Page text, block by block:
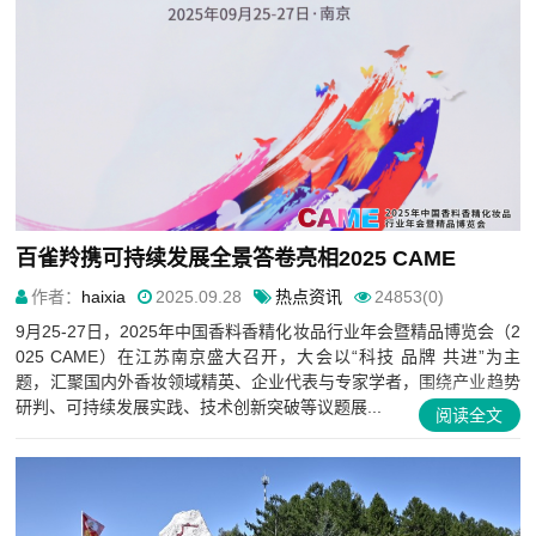
百雀羚携可持续发展全景答卷亮相2025 CAME
作者： haixia 2025.09.28 热点资讯
24853(0)
9月25-27日，2025年中国香料香精化妆品行业年会暨精品博览会（2
025 CAME）在江苏南京盛大召开，大会以“科技 品牌 共进”为主
题，汇聚国内外香妆领域精英、企业代表与专家学者，围绕产业趋势
研判、可持续发展实践、技术创新突破等议题展...
阅读全文